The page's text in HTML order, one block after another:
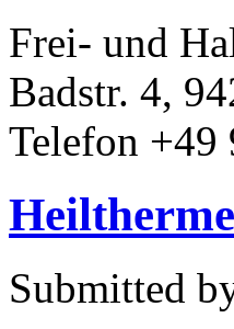
Frei- und
Badstr. 4,
Telefon +49
Submitted